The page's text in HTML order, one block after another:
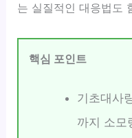
는 실질적인 대응법도
핵심 포인트
기초대사
까지 소모